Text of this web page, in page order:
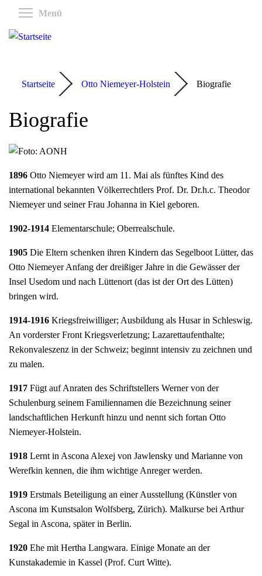
Direkt
Inhalt
Menü
Startseite Otto Niemeyer-Holstein Biografie
Biografie
1896 Otto Niemeyer wird am 11. Mai als fünftes Kind des
international bekannten Völkerrechtlers Prof. Dr. Dr.h.c. Theodor
Niemeyer und seiner Frau Johanna in Kiel geboren.
1902-1914 Elementarschule; Oberrealschule.
1905 Die Eltern schenken ihren Kindern das Segelboot Lütter, das
Otto Niemeyer Anfang der dreißiger Jahre in die Gewässer der
Insel Usedom und nach Lüttenort (das ist der Ort des Lütten)
bringen wird.
1914-1916 Kriegsfreiwilliger; Ausbildung als Husar in Schleswig.
An vorderster Front Kriegsverletzung; Lazarettaufenthalte;
Rekonvaleszenz in der Schweiz; beginnt intensiv zu zeichnen und
zu malen.
1917 Fügt auf Anraten des Schriftstellers Werner von der
Schulenburg seinem Familiennamen die Bezeichnung seiner
landschaftlichen Herkunft hinzu und nennt sich fortan Otto
Niemeyer-Holstein.
1918 Lernt in Ascona Alexej von Jawlensky und Marianne von
Werefkin kennen, die ihm wichtige Anreger werden.
1919 Erstmals Beteiligung an einer Ausstellung (Künstler von
Ascona im Kunstsalon Wolfsberg, Zürich). Malkurse bei Arthur
Segal in Ascona, später in Berlin.
1920 Ehe mit Hertha Langwara. Einige Monate an der
Kunstakademie in Kassel (Prof. Curt Witte).